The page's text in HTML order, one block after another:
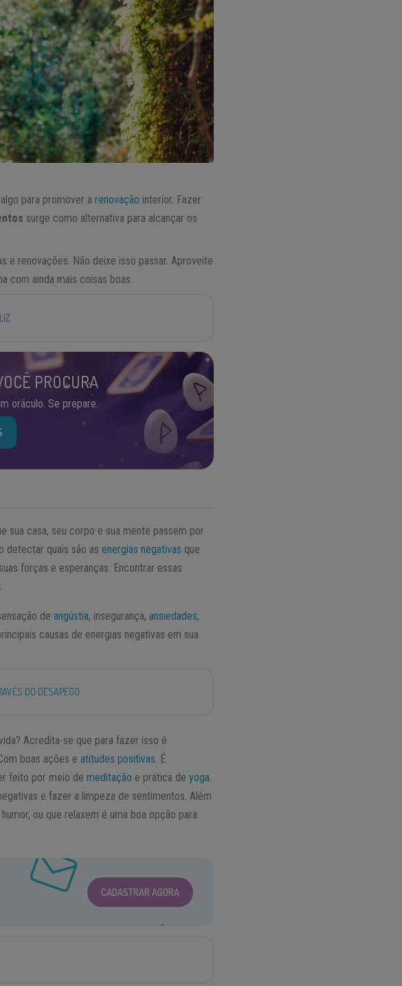
para promover arenovação interior. Fazer
surge como alternativa para alcançar os
e renovações. Não deixe isso passar. Aproveite
com ainda mais coisas boas.
PROCURA
oráculo. Se prepare.
sua casa, seu corpo e sua mente passem por
detectar quais são asenergias negativas que
forças e esperanças. Encontrar essas
deangústia, insegurança,ansiedades,
causas de energias negativas em sua
DO DESAPEGO
Acredita-se que para fazer isso é
boas ações eatitudes positivas. É
feito por meio demeditação e prática deyoga.
e fazer a limpeza de sentimentos. Além
ou que relaxem é uma boa opção para
CADASTRAR AGORA